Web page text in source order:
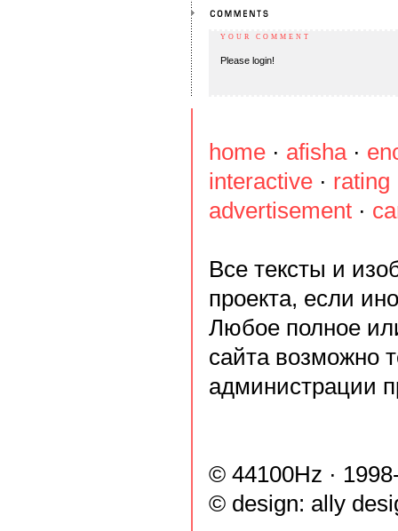
YOUR COMMENT
Please login!
home · afisha·
interactive · rating
advertisement ·
Все тексты и
проекта, если
Любое полное
сайта возможно
администрации
© 44100Hz ·
© design: ally